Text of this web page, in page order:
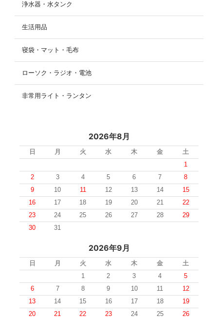
浄水器・水タンク
生活用品
寝袋・マット・毛布
ローソク・ラジオ・電池
非常用ライト・ランタン
2026年8月
日 月 火 水 木 金
土
1
2
3 4 5 6 7
8
9
10 11 12 13 14
15
16
17 18 19 20 21
22
23
24 25 26 27 28
29
30
31
2026年9月
日 月 火 水 木 金
土
1
2 3 4
5
6
7 8 9 10 11
12
13
14 15 16 17 18
19
20
21 22 23 24 25
26